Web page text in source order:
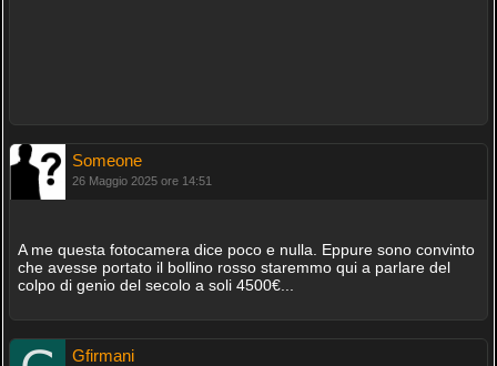
Someone
26 Maggio 2025 ore 14:51
A me questa fotocamera dice poco e nulla. Eppure sono convinto
che avesse portato il bollino rosso staremmo qui a parlare del
colpo di genio del secolo a soli 4500€...
Gfirmani